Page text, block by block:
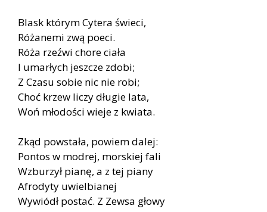
Blask którym Cytera świeci,
Różanemi zwą poeci.
Róża rzeźwi chore ciała
I umarłych jeszcze zdobi;
Z Czasu sobie nic nie robi;
Choć krzew liczy długie lata,
Woń młodości wieje z kwiata.
Zkąd powstała, powiem dalej:
Pontos w modrej, morskiej fali
Wzburzył pianę, a z tej piany
Afrodyty uwielbianej
Wywiódł postać. Z Zewsa głowy